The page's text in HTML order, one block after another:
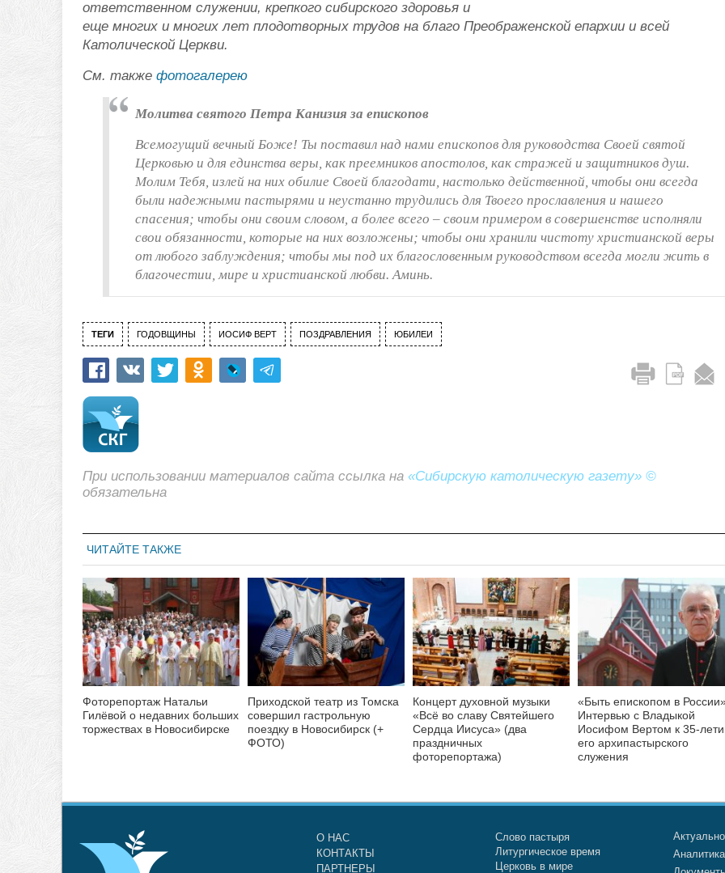
ответственном служении, крепкого сибирского здоровья и
еще многих и многих лет плодотворных трудов на благо Преображенской епархии и всей
Католической Церкви.
См. также фотогалерею
Молитва святого Петра Канизия за епископов
Всемогущий вечный Боже! Ты поставил над нами епископов для руководства Своей святой
Церковью и для единства веры, как преемников апостолов, как стражей и защитников душ.
Молим Тебя, излей на них обилие Своей благодати, настолько действенной, чтобы они всегда
были надежными пастырями и неустанно трудились для Твоего прославления и нашего
спасения; чтобы они своим словом, а более всего – своим примером в совершенстве исполняли
свои обязанности, которые на них возложены; чтобы они хранили чистоту христианской веры
от любого заблуждения; чтобы мы под их благословенным руководством всегда могли жить в
благочестии, мире и христианской любви. Аминь.
ТЕГИ ГОДОВЩИНЫ ИОСИФ ВЕРТ ПОЗДРАВЛЕНИЯ ЮБИЛЕИ
При использовании материалов сайта ссылка на «Сибирскую католическую газету» ©
обязательна
ЧИТАЙТЕ ТАКЖЕ
Фоторепортаж Натальи
Гилёвой о недавних больших
торжествах в Новосибирске
Приходской театр из Томска
совершил гастрольную
поездку в Новосибирск (+
ФОТО)
Концерт духовной музыки
«Всё во славу Святейшего
Сердца Иисуса» (два
праздничных
фоторепортажа)
«Быть епископом в
Интервью с Владыкой
Иосифом Вертом к 35-
его архипастырского
служения
О НАС
КОНТАКТЫ
ПАРТНЕРЫ
Слово пастыря
Литургическое время
Церковь в мире
Актуально
Аналитика